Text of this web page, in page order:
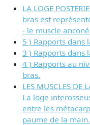
LA LOGE
bras est
- le muscle
5 ) Rapports dans
3 ) Rapports dans
4 ) Rapports au
bras.
LES MUSCLES DE
La loge
entre les
paume de la main.